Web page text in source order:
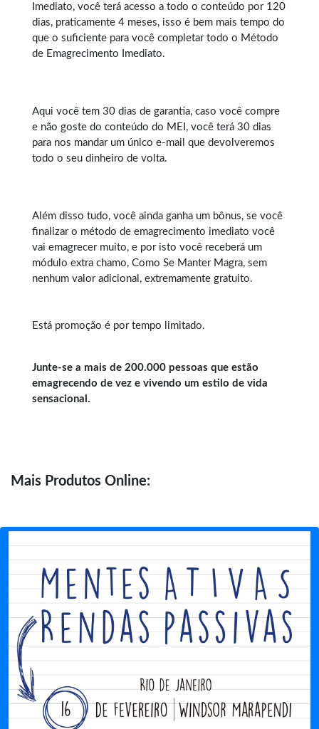
Imediato, você terá acesso a todo o conteúdo por 120
dias, praticamente 4 meses, isso é bem mais tempo do
que o suficiente para você completar todo o Método
de Emagrecimento Imediato.
Aqui você tem 30 dias de garantia, caso você compre
e não goste do conteúdo do MEI, você terá 30 dias
para nos mandar um único e-mail que devolveremos
todo o seu dinheiro de volta.
Além disso tudo, você ainda ganha um bônus, se você
finalizar o método de emagrecimento imediato você
vai emagrecer muito, e por isto você receberá um
módulo extra chamo, Como Se Manter Magra, sem
nenhum valor adicional, extremamente gratuito.
Está promoção é por tempo limitado.
Junte-se a mais de 200.000 pessoas que estão
emagrecendo de vez e vivendo um estilo de vida
sensacional.
Mais Produtos Online: